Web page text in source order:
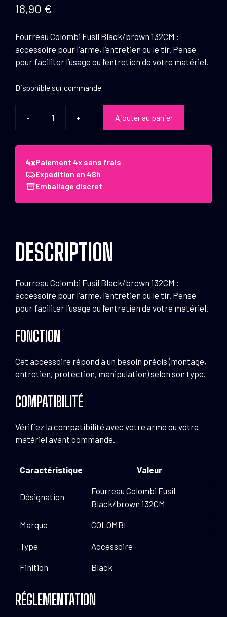
18,90 €
Fourreau Colombi Fusil Black/brown 132CM :
accessoire pour l’arme, l’entretien ou le tir. Pensé
pour faciliter l’usage ou l’entretien de votre matériel.
Disponible sur commande
-
quantité
Fourreau
Colombi
Fusil
Black/brown
+ Ajouter au panier
Paiement 4x sans frais
Expédition en 48h
Emballage discret
DESCRIPTION
Fourreau Colombi Fusil Black/brown 132CM :
accessoire pour l’arme, l’entretien ou le tir. Pensé
pour faciliter l’usage ou l’entretien de votre matériel.
FONCTION
Cet accessoire répond à un besoin précis (montage,
entretien, protection, manipulation) selon son type.
COMPATIBILITÉ
Vérifiez la compatibilité avec votre arme ou votre
matériel avant commande.
Caractéristique Valeur
Désignation
Fourreau Colombi Fusil
Black/brown 132CM
Marque COLOMBI
Type Accessoire
Finition Black
RÉGLEMENTATION